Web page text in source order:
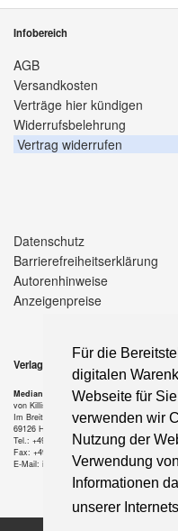
Für die
digitalen
Webseite für
verwenden wir
Nutzung der
Verwendung
Informationen
unserer
Infobereich
AGB
Versandkosten
Verträge hier kündigen
Widerrufsbelehrung
Vertrag widerrufen
Datenschutz
Barrierefreiheitserklärung
Autorenhinweise
Anzeigenpreise
Verlag
Median-Verlag
von Killisch-Horn GmbH
Im Breitspiel 11 a
69126 Heidelberg
Tel.: +49-6221-90 509-0
Fax: +49-6221-90 509-20
E-Mail: info@median-verlag.de